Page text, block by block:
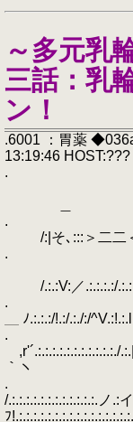
～多元乳
三話：乳
ン！
.6001 ：胃薬
13:19:46 HOST:???
.
/:|そ､:::＞二二
.
/.:.:V:／.:.:.:.:/
.
＿ ﾉ.:.:.:/!.:/.:./:/
,r'´.:.:.:.:.:.:.:.:.:.:.:./
｀ヽ ～多元
/.:.:.:.:.:.:.:.:.:.:.:.:.
ﾌ